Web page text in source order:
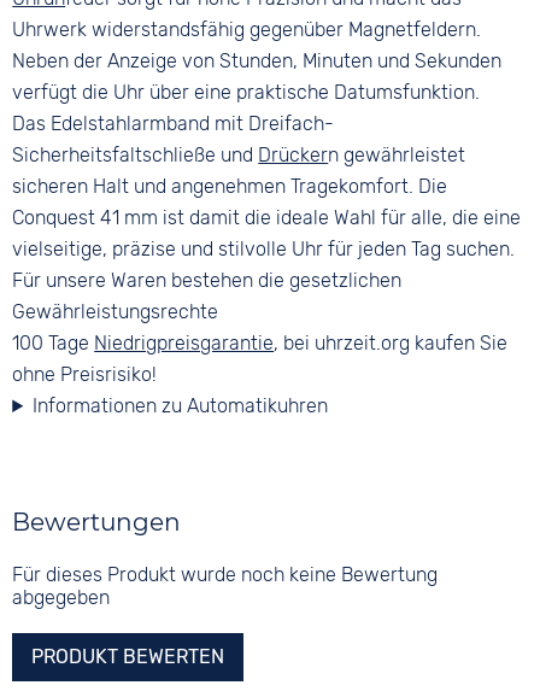
Uhrwerk widerstandsfähig gegenüber Magnetfeldern.
Neben der Anzeige von Stunden, Minuten und Sekunden
verfügt die Uhr über eine praktische Datumsfunktion.
Das Edelstahlarmband mit Dreifach-
Sicherheitsfaltschließe und Drückern gewährleistet
sicheren Halt und angenehmen Tragekomfort. Die
Conquest 41 mm ist damit die ideale Wahl für alle, die eine
vielseitige, präzise und stilvolle Uhr für jeden Tag suchen.
Für unsere Waren bestehen die gesetzlichen
Gewährleistungsrechte
100 Tage Niedrigpreisgarantie, bei uhrzeit.org kaufen Sie
ohne Preisrisiko!
Informationen zu Automatikuhren
Bewertungen
Für dieses Produkt wurde noch keine Bewertung
abgegeben
PRODUKT BEWERTEN